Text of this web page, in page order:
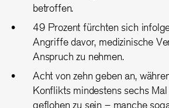
betroffen.
49 Prozent fürchten sich
Angriffe davor, medizinische
Anspruch zu nehmen.
Acht von zehn geben an,
Konflikts mindestens sechs
geflohen zu sein – manche